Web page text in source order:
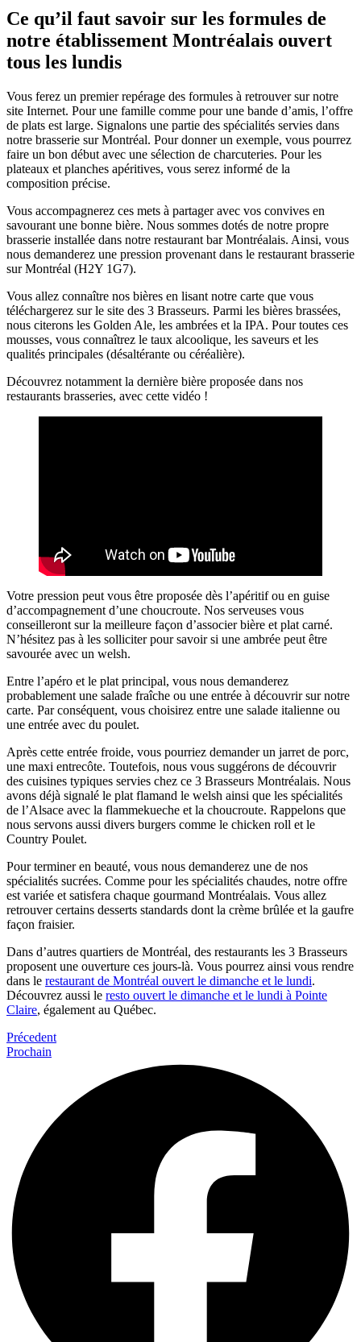
Ce qu’il faut savoir sur les formules de
notre établissement Montréalais ouvert
tous les lundis
Vous ferez un premier repérage des formules à retrouver sur notre
site Internet. Pour une famille comme pour une bande d’amis, l’offre
de plats est large. Signalons une partie des spécialités servies dans
notre brasserie sur Montréal. Pour donner un exemple, vous pourrez
faire un bon début avec une sélection de charcuteries. Pour les
plateaux et planches apéritives, vous serez informé de la
composition précise.
Vous accompagnerez ces mets à partager avec vos convives en
savourant une bonne bière. Nous sommes dotés de notre propre
brasserie installée dans notre restaurant bar Montréalais. Ainsi, vous
nous demanderez une pression provenant dans le restaurant brasserie
sur Montréal (H2Y 1G7).
Vous allez connaître nos bières en lisant notre carte que vous
téléchargerez sur le site des 3 Brasseurs. Parmi les bières brassées,
nous citerons les Golden Ale, les ambrées et la IPA. Pour toutes ces
mousses, vous connaîtrez le taux alcoolique, les saveurs et les
qualités principales (désaltérante ou céréalière).
Découvrez notamment la dernière bière proposée dans nos
restaurants brasseries, avec cette vidéo !
Votre pression peut vous être proposée dès l’apéritif ou en guise
d’accompagnement d’une choucroute. Nos serveuses vous
conseilleront sur la meilleure façon d’associer bière et plat carné.
N’hésitez pas à les solliciter pour savoir si une ambrée peut être
savourée avec un welsh.
Entre l’apéro et le plat principal, vous nous demanderez
probablement une salade fraîche ou une entrée à découvrir sur notre
carte. Par conséquent, vous choisirez entre une salade italienne ou
une entrée avec du poulet.
Après cette entrée froide, vous pourriez demander un jarret de porc,
une maxi entrecôte. Toutefois, nous vous suggérons de découvrir
des cuisines typiques servies chez ce 3 Brasseurs Montréalais. Nous
avons déjà signalé le plat flamand le welsh ainsi que les spécialités
de l’Alsace avec la flammekueche et la choucroute. Rappelons que
nous servons aussi divers burgers comme le chicken roll et le
Country Poulet.
Pour terminer en beauté, vous nous demanderez une de nos
spécialités sucrées. Comme pour les spécialités chaudes, notre offre
est variée et satisfera chaque gourmand Montréalais. Vous allez
retrouver certains desserts standards dont la crème brûlée et la gaufre
façon fraisier.
Dans d’autres quartiers de Montréal, des restaurants les 3 Brasseurs
proposent une ouverture ces jours-là. Vous pourrez ainsi vous rendre
dans le restaurant de Montréal ouvert le dimanche et le lundi.
Découvrez aussi le resto ouvert le dimanche et le lundi à Pointe
Claire, également au Québec.
Précedent
Prochain